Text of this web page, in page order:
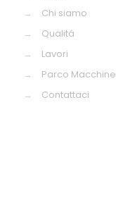
→
Chi siamo
→
Qualitá
→
Lavori
→
Parco Macchine
→
Contattaci